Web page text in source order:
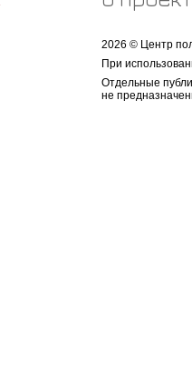
2026 © Центр
При
Отдельные
не